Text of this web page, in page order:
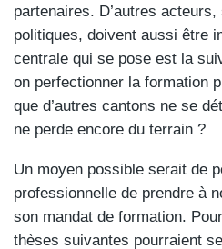
partenaires. D’autres
politiques, doivent aussi être
centrale qui se pose est la
on perfectionner la formation
que d’autres cantons ne se
ne perde encore du terrain ?
Un moyen possible serait de
professionnelle de prendre à
son mandat de formation.
thèses suivantes pourraient